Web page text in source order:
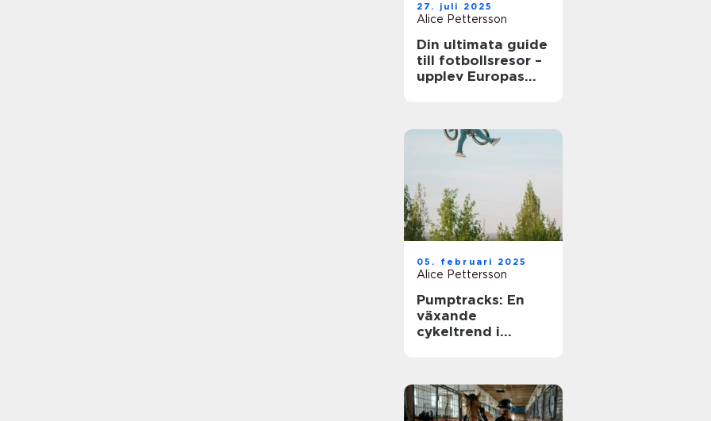
27. juli 2025
Alice Pettersson
Din ultimata guide
till fotbollsresor –
upplev Europas
05. februari 2025
Alice Pettersson
Pumptracks: En
växande
cykeltrend i